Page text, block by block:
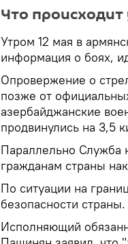
Что происходит
Утром 12 мая в
информация о боях,
Опровержение о
позже от
азербайджанские
продвинулись на 3,5
Параллельно Служба
гражданам страны
По ситуации на
безопасности страны.
Исполняющий